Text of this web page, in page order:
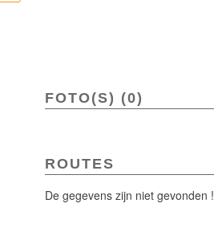
FOTO(S) (0)
ROUTES
De gegevens zijn niet gevonden !